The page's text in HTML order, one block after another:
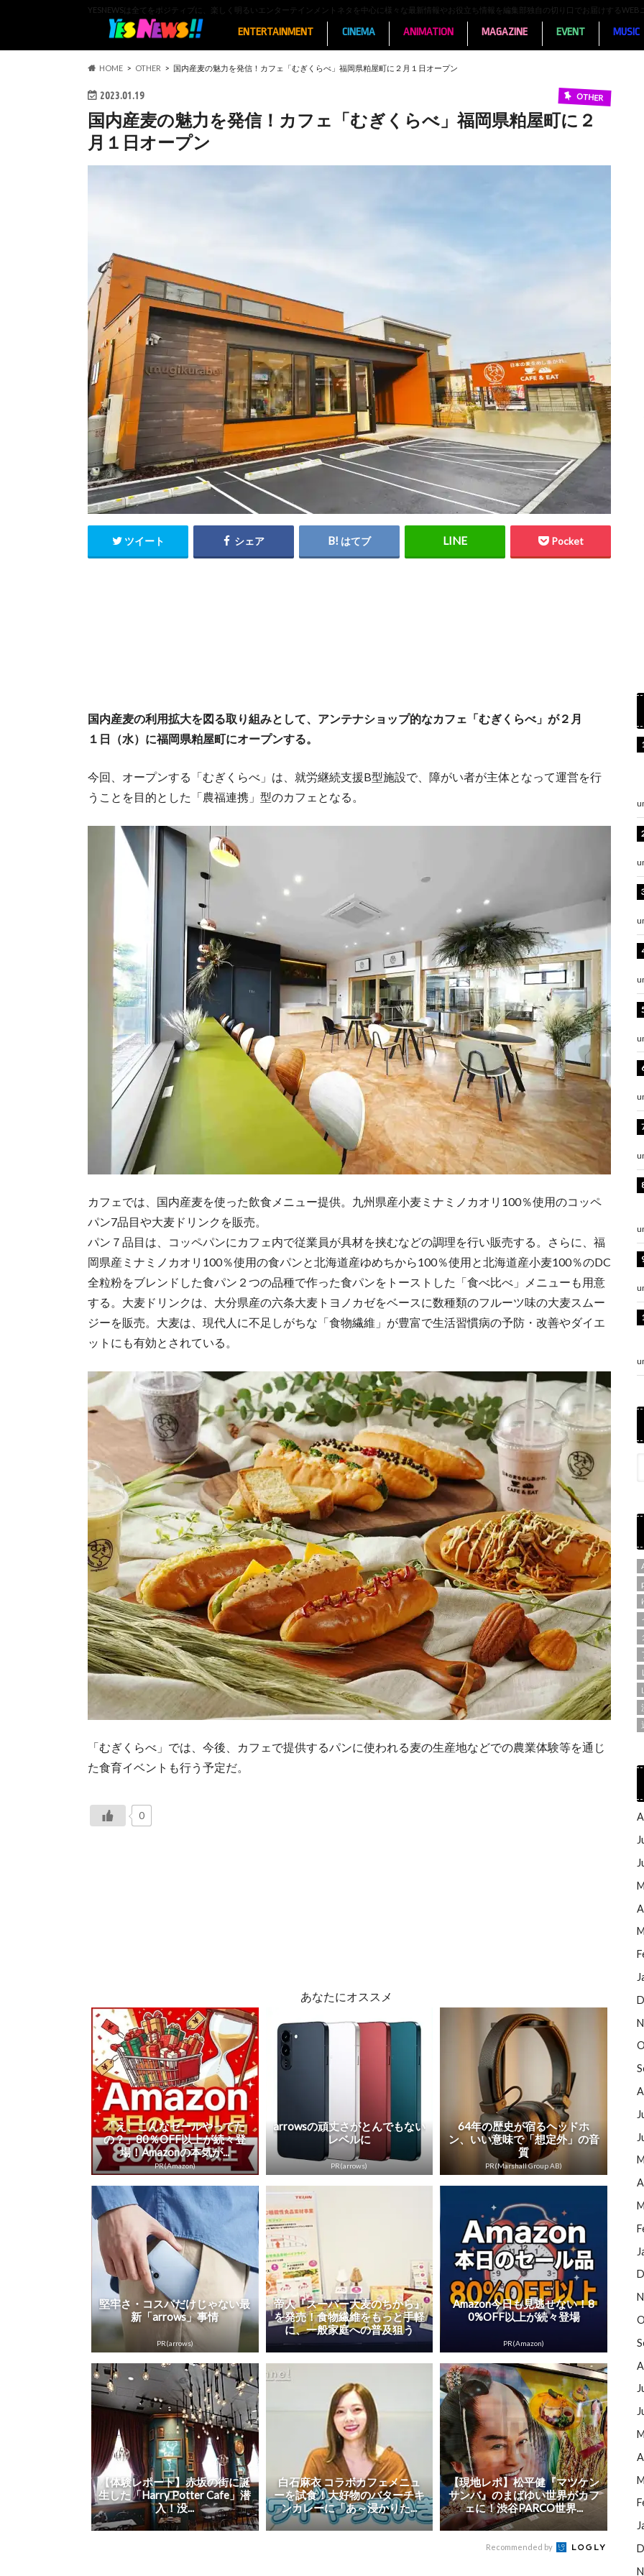
YESNEWSは全てをポジティブに、楽しく明るいエンターテインメントネタを中心に様々な最新情報やお役立ち情報を編集部独自の切り口でお届けするWEB
ENTERTAINMENT CINEMA ANIMATION MAGAZINE EVENT MUSIC
HOME OTHER 国内産麦の魅力を発信！カフェ「むぎくらべ」福岡県粕屋町に２月１日オープン
2023.01.19 OTHER
国内産麦の魅力を発信！カフェ「むぎくらべ」福岡県粕屋町に２
月１日オープン
ツイート シェア はてブ Pocket
国内産麦の利用拡大を図る取り組みとして、アンテナショップ的なカフェ「むぎくらべ」が２月
１日（水）に福岡県粕屋町にオープンする。
今回、オープンする「むぎくらべ」は、就労継続支援B型施設で、障がい者が主体となって運営を行
うことを目的とした「農福連携」型のカフェとなる。
カフェでは、国内産麦を使った飲食メニュー提供。九州県産小麦ミナミノカオリ100％使用のコッペ
パン7品目や大麦ドリンクを販売。
パン７品目は、コッペパンにカフェ内で従業員が具材を挟むなどの調理を行い販売する。さらに、福
岡県産ミナミノカオリ100％使用の食パンと北海道産ゆめちから100％使用と北海道産小麦100％のDC
全粒粉をブレンドした食パン２つの品種で作った食パンをトーストした「食べ比べ」メニューも用意
する。大麦ドリンクは、大分県産の六条大麦トヨノカゼをベースに数種類のフルーツ味の大麦スムー
ジーを販売。大麦は、現代人に不足しがちな「食物繊維」が豊富で生活習慣病の予防・改善やダイエ
ットにも有効とされている。
「むぎくらべ」では、今後、カフェで提供するパンに使われる麦の生産地などでの農業体験等を通じ
た食育イベントも行う予定だ。
0
あなたにオススメ
「え、こんなセールやってた
の？」80％OFF以上が続々登
場！Amazonの本気が...
PR(Amazon)
arrowsの頑丈さがとんでもない
レベルに
PR(arrows)
64年の歴史が宿るヘッドホ
ン、いい意味で「想定外」の音
質
PR(Marshall Group AB)
堅牢さ・コスパだけじゃない最
新「arrows」事情
PR(arrows)
帝人『スーパー大麦のちから』
を発売！食物繊維をもっと手軽
に、一般家庭への普及狙う
Amazon今日も見逃せない！8
0%OFF以上が続々登場
PR(Amazon)
【体験レポート】赤坂の街に誕
生した「Harry Potter Cafe」潜
入！没...
白石麻衣 コラボカフェメニュ
ーを試食！大好物のバターチキ
ンカレーに「あ～浸かりた...
【現地レポ】松平健『マツケン
サンバ』のまばゆい世界がカフ
ェに！渋谷PARCO世界...
Recommended by